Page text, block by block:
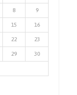
8 9
15 16
22 23
29 30